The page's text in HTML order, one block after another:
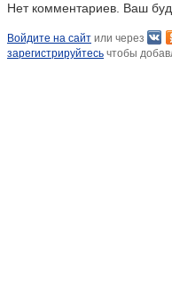
Нет комментариев. Ваш
Войдите на сайт или через
зарегистрируйтесь чтобы